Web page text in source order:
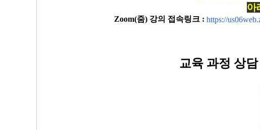
아
Zoom(줌) 강의 접속링크 : https://
교육 과정 상